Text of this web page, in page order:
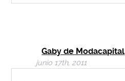
Gaby de Modacapital
junio 17th, 2011